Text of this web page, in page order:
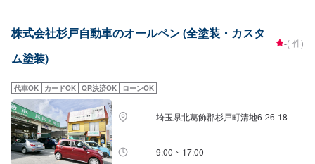
ご納得いただければ作業開始【4】仕上がり次第納車-----納期について-----納
期は通常1月程度で納車となります。車種や条件などにより、納期は前後する
場合がございます。予めご了承ください。-----代車について-----無料の代車を
お客様にご負担いただいております。※内容などにより貸し出し出来かねる場
合もございます。-----ご来店時の注意、受付方法-----入庫の際はお気をつけて
お越しください。駐車スペースは事務所前のお客様駐車スペースに駐車して
ください。受付はスタッフへ「メンテモで予約しました」とお伝えくださ
い。ご案内いたします。
株式会社杉戸自動車のオールペン (全塗装・カスタ
ム塗装)
-(-件)
代車OK カードOK QR決済OK ローンOK
埼玉県北葛飾郡杉戸町清地6-26-18
9:00 ~ 17:00